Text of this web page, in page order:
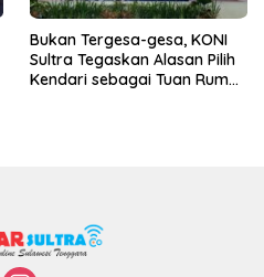
Bukan Tergesa-gesa, KONI
Sultra Tegaskan Alasan Pilih
Kendari sebagai Tuan Rumah